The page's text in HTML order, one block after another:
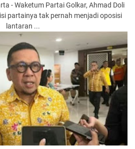
- Waketum Partai Golkar, Ahmad Doli
partainya tak pernah menjadi oposisi
lantaran ...